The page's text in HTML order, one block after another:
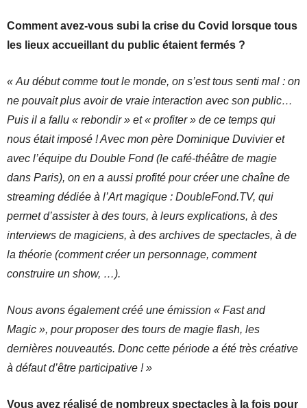
Comment avez-vous subi la crise du Covid lorsque tous
les lieux accueillant du public étaient fermés ?
« Au début comme tout le monde, on s’est tous senti mal : on
ne pouvait plus avoir de vraie interaction avec son public…
Puis il a fallu « rebondir » et « profiter » de ce temps qui
nous était imposé ! Avec mon père Dominique Duvivier et
avec l’équipe du Double Fond (le café-théâtre de magie
dans Paris), on en a aussi profité pour créer une chaîne de
streaming dédiée à l’Art magique : DoubleFond.TV, qui
permet d’assister à des tours, à leurs explications, à des
interviews de magiciens, à des archives de spectacles, à de
la théorie (comment créer un personnage, comment
construire un show, …).
Nous avons également créé une émission « Fast and
Magic », pour proposer des tours de magie flash, les
dernières nouveautés. Donc cette période a été très créative
à défaut d’être participative ! »
Vous avez réalisé de nombreux spectacles à la fois pour